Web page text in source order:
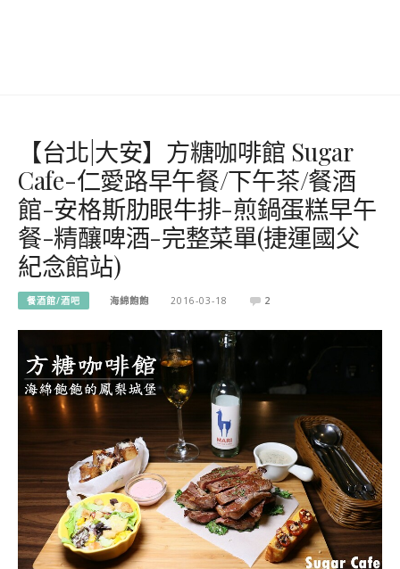
【台北|大安】 方糖咖啡館 Sugar
Cafe-仁愛路早午餐/下午茶/餐酒
館-安格斯肋眼牛排-煎鍋蛋糕早午
餐-精釀啤酒-完整菜單(捷運國父
紀念館站)
餐酒館/酒吧 海綿飽飽 2016-03-18 2